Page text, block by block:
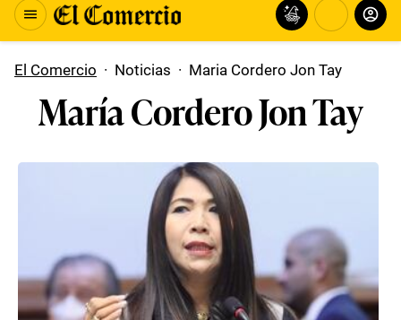
El Comercio · Noticias · Maria Cordero Jon Tay
María Cordero Jon Tay